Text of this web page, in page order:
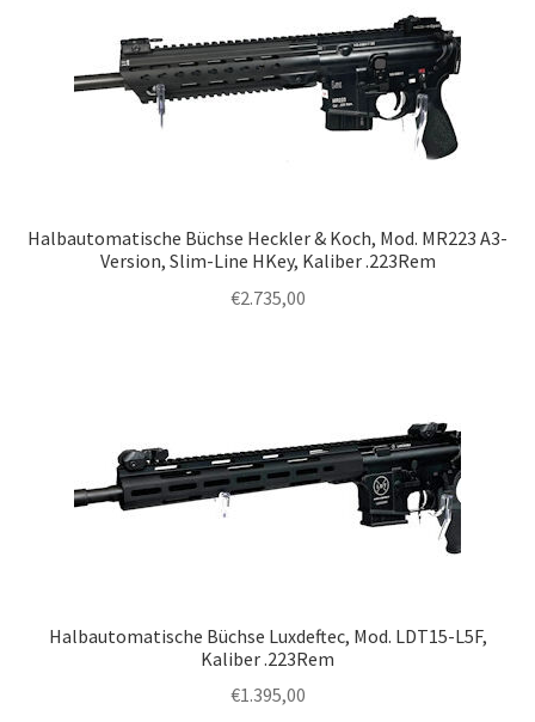
Halbautomatische Büchse Heckler & Koch, Mod. MR223 A3-
Version, Slim-Line HKey, Kaliber .223Rem
€2.735,00
Halbautomatische Büchse Luxdeftec, Mod. LDT15-L5F,
Kaliber .223Rem
€1.395,00